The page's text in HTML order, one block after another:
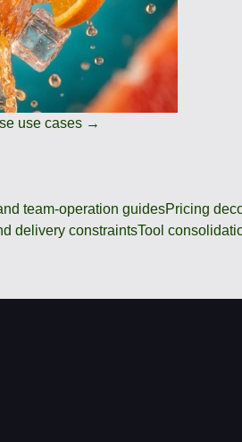
use cases →
team-operation guidesPricing
delivery constraintsTool